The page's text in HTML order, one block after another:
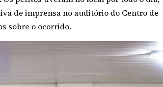
de imprensa no auditório do Centro de
sobre o ocorrido.